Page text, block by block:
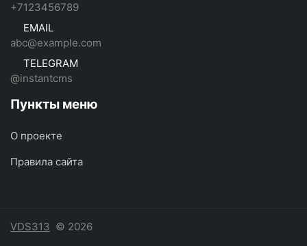
+7123456789
EMAIL
abc@example.com
TELEGRAM
@instantcms
Пункты меню
О проекте
Правила сайта
VDS313 © 2026